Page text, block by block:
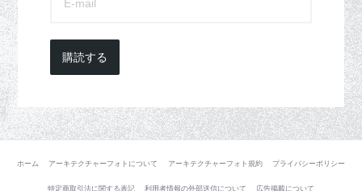
購読する
ホーム アーキテクチャーフォトについて アーキテクチャーフォト規約 プライバシーポリシー
特定商取引法に関する表記 利用者情報の外部送信について 広告掲載について